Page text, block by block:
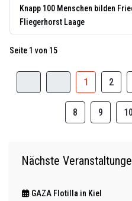
Knapp 100 Menschen bilden
Fliegerhorst Laage
Seite 1 von 15
1 2
8 9 10
Nächste
GAZA Flotilla in Kiel